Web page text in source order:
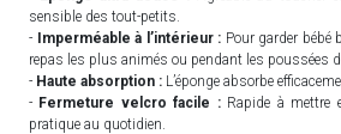
sensible des tout-petits.
-
Imperméable à l’intérieur : Pour garder bébé
repas les plus animés ou pendant les poussées
- Haute absorption : L’éponge absorbe
- Fermeture velcro facile :Rapide à mettre
pratique au quotidien.